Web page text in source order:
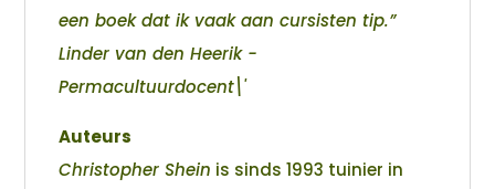
een boek dat ik vaak aan cursisten tip.”
Linder van den Heerik -
Permacultuurdocent\'
Auteurs
Christopher Shein is sinds 1993 tuinier in